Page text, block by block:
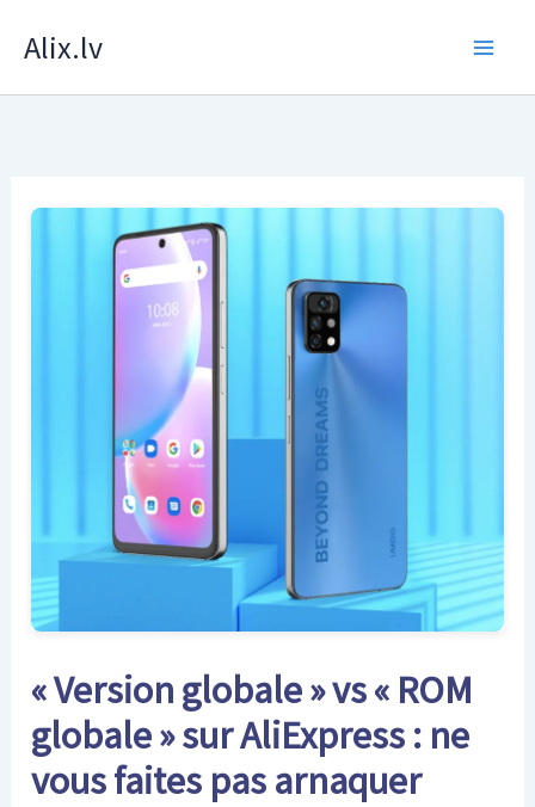
Alix.lv
« Version globale » vs « ROM
globale » sur AliExpress : ne
vous faites pas arnaquer